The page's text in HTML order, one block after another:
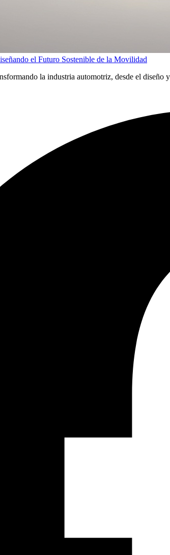
el Futuro Sostenible de la Movilidad
la industria automotriz, desde el